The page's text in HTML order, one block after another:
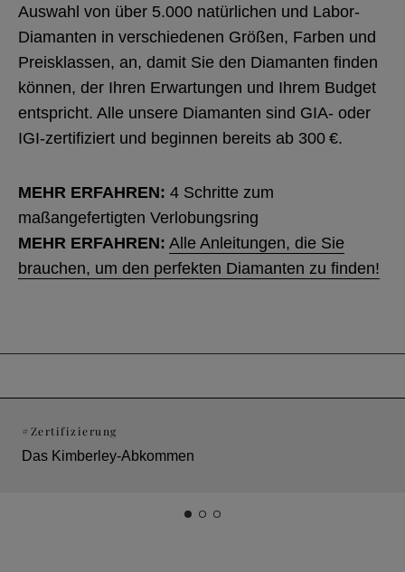
Auswahl von über 5.000 natürlichen und Labor-
Diamanten in verschiedenen Größen, Farben und
Preisklassen, an, damit Sie den Diamanten finden
können, der Ihren Erwartungen und Ihrem Budget
entspricht. Alle unsere Diamanten sind GIA- oder
IGI-zertifiziert und beginnen bereits ab 300 €.
MEHR ERFAHREN: 4 Schritte zum
maßangefertigten Verlobungsring
MEHR ERFAHREN: Alle Anleitungen, die Sie
brauchen, um den perfekten Diamanten zu finden!
#Zertifizierung
Das Kimberley-Abkommen